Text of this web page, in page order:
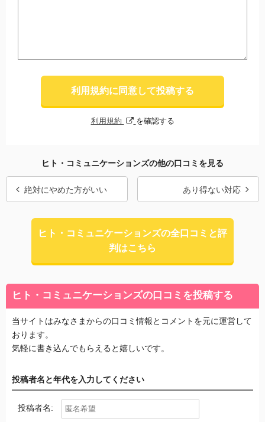
利用規約に同意して投稿する
利用規約 を確認する
ヒト・コミュニケーションズの他の口コミを見る
絶対にやめた方がいい あり得ない対応
ヒト・コミュニケーションズの全口コミと評
判はこちら
ヒト・コミュニケーションズの口コミを投稿する
当サイトはみなさまからの口コミ情報とコメントを元に運営して
おります。
気軽に書き込んでもらえると嬉しいです。
投稿者名と年代を入力してください
投稿者名: